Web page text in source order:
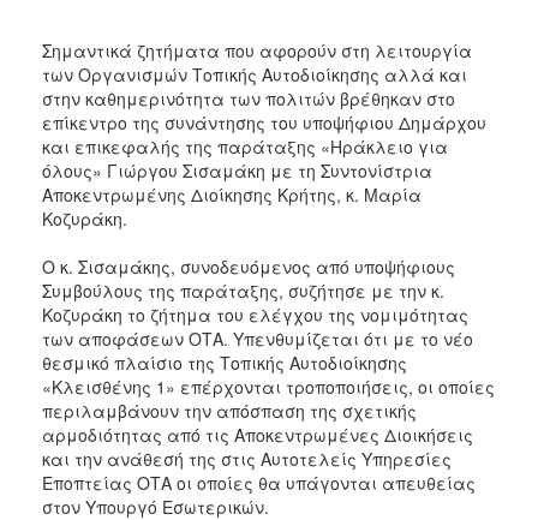
ΠΟΛΗΣημαντικά ζητήματα που αφορούν στη λειτουργία
των Οργανισμών Τοπικής Αυτοδιοίκησης αλλά και
στην καθημερινότητα των πολιτών βρέθηκαν στο
επίκεντρο της συνάντησης του υποψήφιου Δημάρχου
και επικεφαλής της παράταξης «Ηράκλειο για
όλους» Γιώργου Σισαμάκη με τη Συντονίστρια
Αποκεντρωμένης Διοίκησης Κρήτης, κ. Μαρία
Κοζυράκη.
Ο κ. Σισαμάκης, συνοδευόμενος από υποψήφιους
Συμβούλους της παράταξης, συζήτησε με την κ.
Κοζυράκη το ζήτημα του ελέγχου της νομιμότητας
των αποφάσεων ΟΤΑ. Υπενθυμίζεται ότι με το νέο
θεσμικό πλαίσιο της Τοπικής Αυτοδιοίκησης
«Κλεισθένης 1» επέρχονται τροποποιήσεις, οι οποίες
περιλαμβάνουν την απόσπαση της σχετικής
αρμοδιότητας από τις Αποκεντρωμένες Διοικήσεις
και την ανάθεσή της στις Αυτοτελείς Υπηρεσίες
Εποπτείας ΟΤΑ οι οποίες θα υπάγονται απευθείας
στον Υπουργό Εσωτερικών.